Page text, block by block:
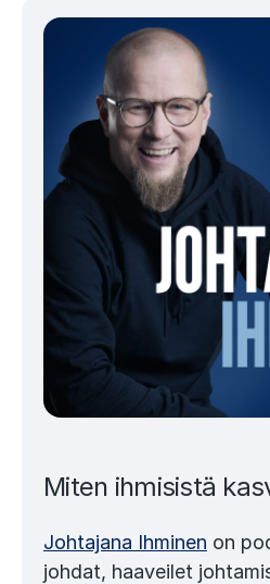
Miten ihmisistä
Johtajana Ihminen on
johdat, haaveilet